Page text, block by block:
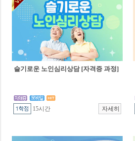
슬기로운 노인심리상담 [자격증 과정]
15시간